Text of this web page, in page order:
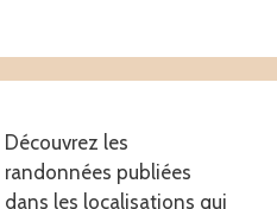
Découvrez les
randonnées publiées
dans les localisations qui